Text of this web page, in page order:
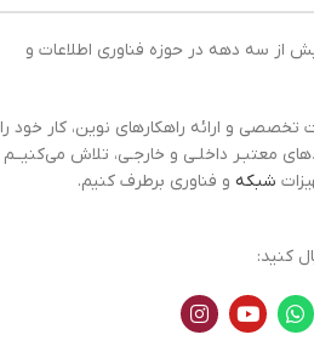
از سه دهه در حوزه فناوری اطلاعات و
و ارائه راهکارهای نوین، کار خود را
معتبـر داخلـی و خارجـی، تلاش می‌کنیــم
شبکه و فناوری برطرف کنیم.
کنید: